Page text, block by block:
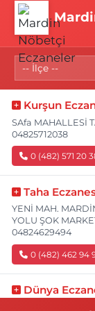
Kurşun
SAfa MAHALLESİ
04825712038
0 (482) 571 20
Taha
YENİ MAH.
YOLU ŞOK
04824629494
0 (482) 462 94
Dünya